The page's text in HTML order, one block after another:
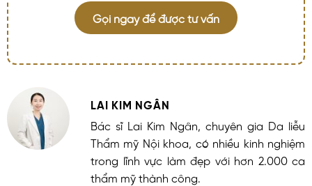
Gọi ngay để được tư vấn
LAI KIM NGÂN
Bác sĩ Lai Kim Ngân, chuyên gia Da liễu
Thẩm mỹ Nội khoa, có nhiều kinh nghiệm
trong lĩnh vực làm đẹp với hơn 2.000 ca
thẩm mỹ thành công.